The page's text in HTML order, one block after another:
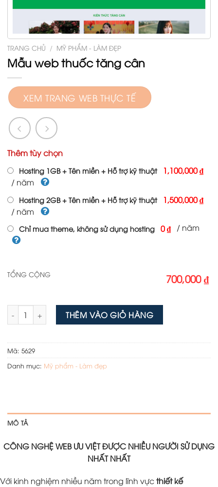
TRANG CHỦ / MỸ PHẨM - LÀM ĐẸP
Mẫu web thuốc tăng cân
XEM TRANG WEB THỰC TẾ
Thêm tùy chọn
Hosting 1GB + Tên miền + Hỗ trợ kỹ thuật
1,100,000 ₫
/ năm
Hosting 2GB + Tên miền + Hỗ trợ kỹ thuật
1,500,000 ₫
/ năm
Chỉ mua theme, không sử dụng hosting 0 ₫ / năm
TỔNG CỘNG 700,000 ₫
Mẫu web thuốc tăng cân số lượng
THÊM VÀO GIỎ HÀNG
Mã: 5629
Danh mục: Mỹ phẩm - Làm đẹp
MÔ TẢ
CÔNG NGHỆ WEB ƯU VIỆT ĐƯỢC NHIỀU NGƯỜI SỬ DỤNG
NHẤT NHẤT
Với kinh nghiệm nhiều năm trong lĩnh vựcthiết kế